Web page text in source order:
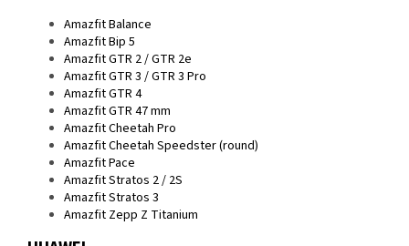
Amazfit Balance
Amazfit Bip 5
Amazfit GTR 2 / GTR 2e
Amazfit GTR 3 / GTR 3 Pro
Amazfit GTR 4
Amazfit GTR 47 mm
Amazfit Cheetah Pro
Amazfit Cheetah Speedster (round)
Amazfit Pace
Amazfit Stratos 2 / 2S
Amazfit Stratos 3
Amazfit Zepp Z Titanium